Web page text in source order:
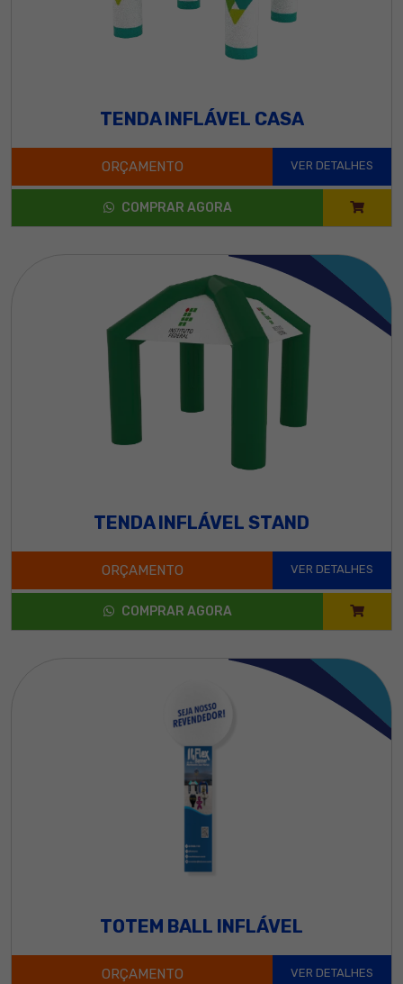
TENDA INFLÁVEL CASA
ORÇAMENTO VER DETALHES
COMPRAR AGORA
TENDA INFLÁVEL STAND
ORÇAMENTO VER DETALHES
COMPRAR AGORA
TOTEM BALL INFLÁVEL
ORÇAMENTO VER DETALHES